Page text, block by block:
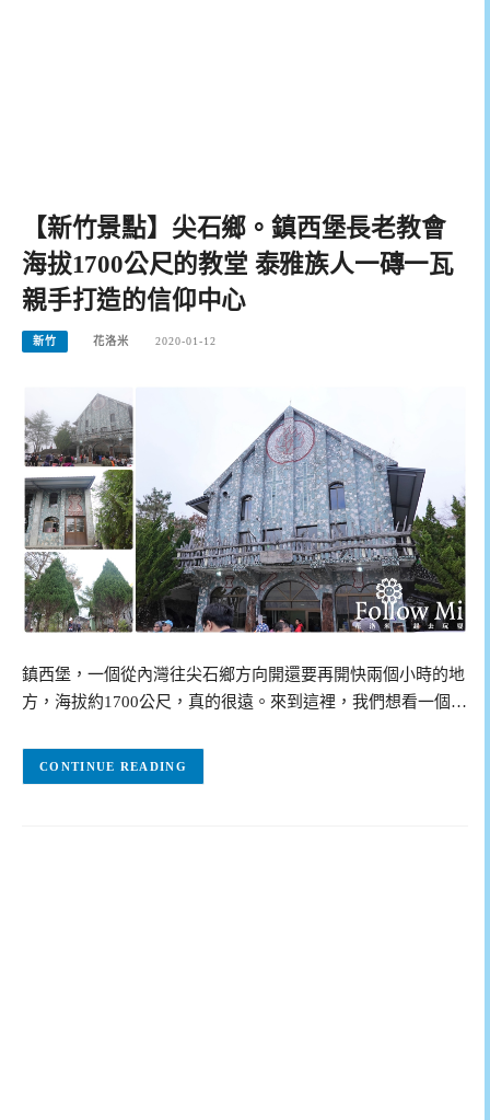
【新竹景點】尖石鄉。鎮西堡長老教會
海拔1700公尺的教堂 泰雅族人一磚一瓦
親手打造的信仰中心
新竹 花洛米 2020-01-12
鎮西堡，一個從內灣往尖石鄉方向開還要再開快兩個小時的地
方，海拔約1700公尺，真的很遠。來到這裡，我們想看一個…
CONTINUE READING